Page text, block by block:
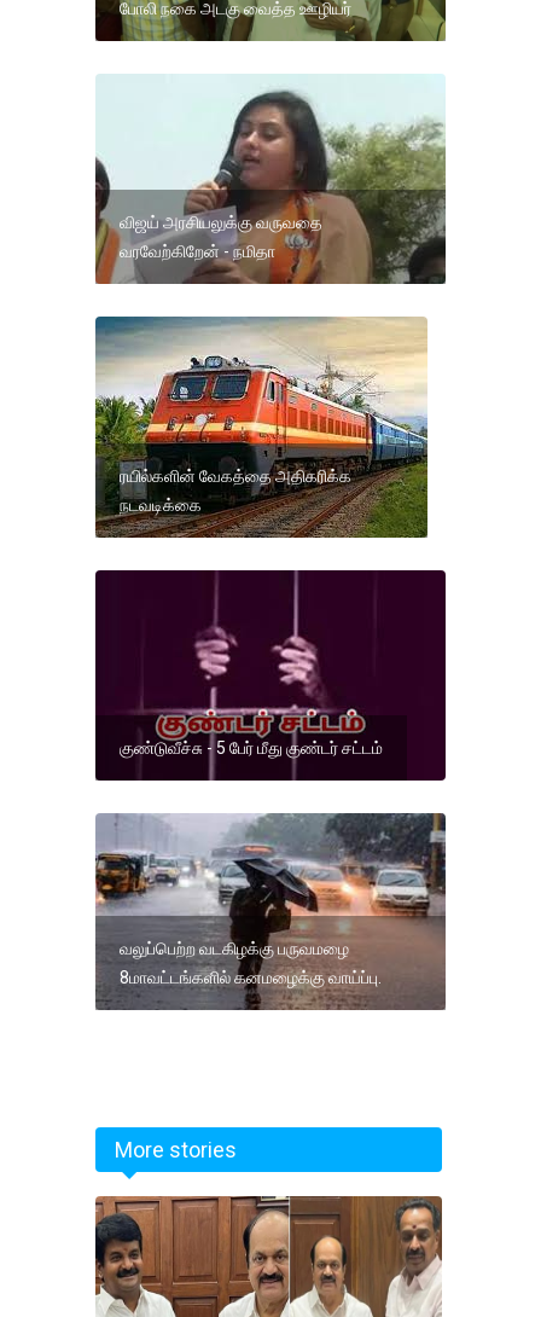
போலி நகை அடகு வைத்த ஊழியர்
விஜய் அரசியலுக்கு வருவதை
வரவேற்கிறேன் - நமிதா
ரயில்களின் வேகத்தை அதிகரிக்க
நடவடிக்கை
குண்டுவீச்சு - 5 பேர் மீது குண்டர் சட்டம்
வலுப்பெற்ற வடகிழக்கு பருவமழை
8மாவட்டங்களில் கனமழைக்கு வாய்ப்பு.
More stories